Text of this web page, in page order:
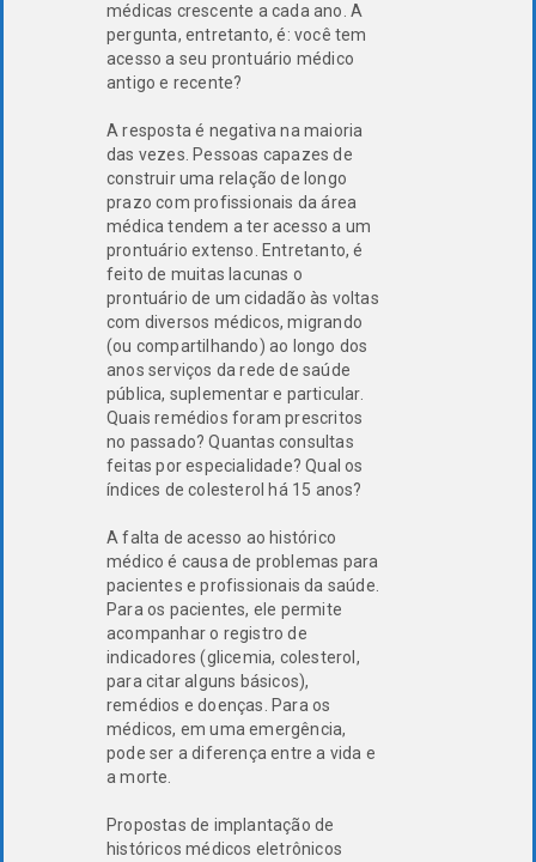
médicas crescente a cada ano. A
pergunta, entretanto, é: você tem
acesso a seu prontuário médico
antigo e recente?
A resposta é negativa na maioria
das vezes. Pessoas capazes de
construir uma relação de longo
prazo com profissionais da área
médica tendem a ter acesso a um
prontuário extenso. Entretanto, é
feito de muitas lacunas o
prontuário de um cidadão às voltas
com diversos médicos, migrando
(ou compartilhando) ao longo dos
anos serviços da rede de saúde
pública, suplementar e particular.
Quais remédios foram prescritos
no passado? Quantas consultas
feitas por especialidade? Qual os
índices de colesterol há 15 anos?
A falta de acesso ao histórico
médico é causa de problemas para
pacientes e profissionais da saúde.
Para os pacientes, ele permite
acompanhar o registro de
indicadores (glicemia, colesterol,
para citar alguns básicos),
remédios e doenças. Para os
médicos, em uma emergência,
pode ser a diferença entre a vida e
a morte.
Propostas de implantação de
históricos médicos eletrônicos